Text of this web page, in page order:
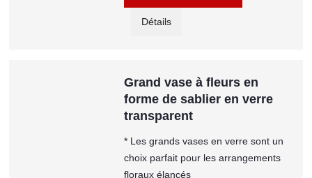
Détails
Grand vase à fleurs en
forme de sablier en verre
transparent
* Les grands vases en verre sont un
choix parfait pour les arrangements
floraux élancés